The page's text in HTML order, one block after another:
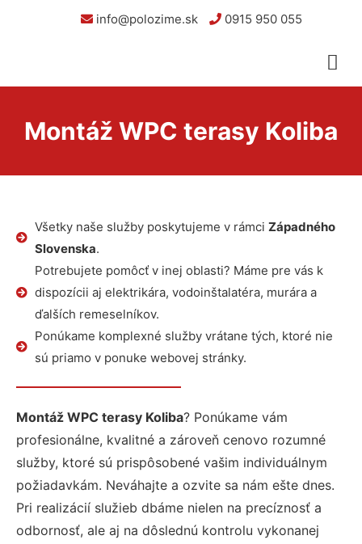
info@polozime.sk 0915 950 055
Montáž WPC terasy Koliba
Všetky naše služby poskytujeme v rámci Západného
Slovenska.
Potrebujete pomôcť v inej oblasti? Máme pre vás k
dispozícii aj elektrikára, vodoinštalatéra, murára a
ďalších remeselníkov.
Ponúkame komplexné služby vrátane tých, ktoré nie
sú priamo v ponuke webovej stránky.
Montáž WPC terasy Koliba? Ponúkame vám
profesionálne, kvalitné a zároveň cenovo rozumné
služby, ktoré sú prispôsobené vašim individuálnym
požiadavkám. Neváhajte a ozvite sa nám ešte dnes.
Pri realizácií služieb dbáme nielen na precíznosť a
odbornosť, ale aj na dôslednú kontrolu vykonanej